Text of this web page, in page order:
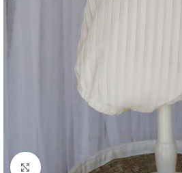
Clique para aumentar